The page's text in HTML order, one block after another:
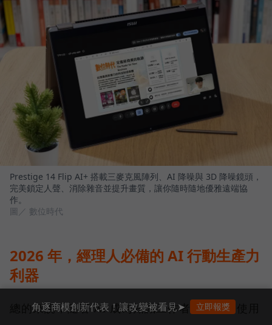
Prestige 14 Flip AI+ 搭載三麥克風陣列、AI 降噪與 3D 降噪鏡頭，
完美鎖定人聲、消除雜音並提升畫質，讓你隨時隨地優雅遠端協
作。
圖／ 數位時代
2026 年，經理人必備的 AI 行動生產力
利器
總的來說，隨著 AI 成為知識工作者每天都會使用
角逐商模創新代表！讓改變被看見➤ 立即報獎